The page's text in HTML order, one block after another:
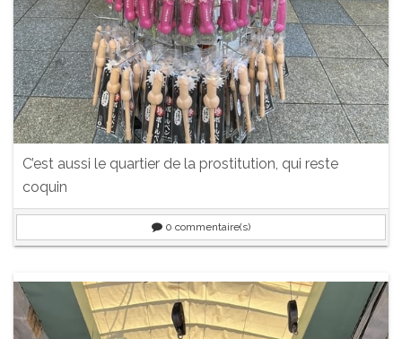
C’est aussi le quartier de la prostitution, qui reste
coquin
0 commentaire(s)